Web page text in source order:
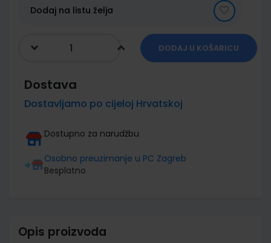
galleryDodaj na listu želja
DODAJ U KOŠARICU
Dostava
Dostavljamo po cijeloj Hrvatskoj
Dostupno za narudžbu
Osobno preuzimanje u PC Zagreb
Besplatno
Opis proizvoda